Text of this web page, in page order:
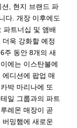
, 현지 브랜드 파
다. 개장 이후에도
파트너십 및 앰배
욱 강화할 예정
주 동안 8개의 새
에는 이스탄불에
디션에 팝업 매
박 마리나에 또
일 그룹과의 파트
레몬 매장이 곧
밍햄에 새로운